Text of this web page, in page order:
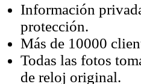
Información
protección.
Más de 10000
Todas las fotos
de reloj original.